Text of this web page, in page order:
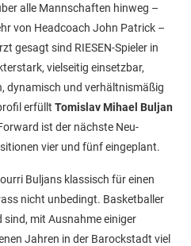
alle Mannschaften hinweg –
von Headcoach John Patrick –
gesagt sind RIESEN-Spieler in
vielseitig einsetzbar,
dynamisch und verhältnismäßig
erfüllt Tomislav Mihael Buljan
ist der nächste Neu-
vier und fünf eingeplant.
Buljans klassisch für einen
nicht unbedingt. Basketballer
mit Ausnahme einiger
Jahren in der Barockstadt viel